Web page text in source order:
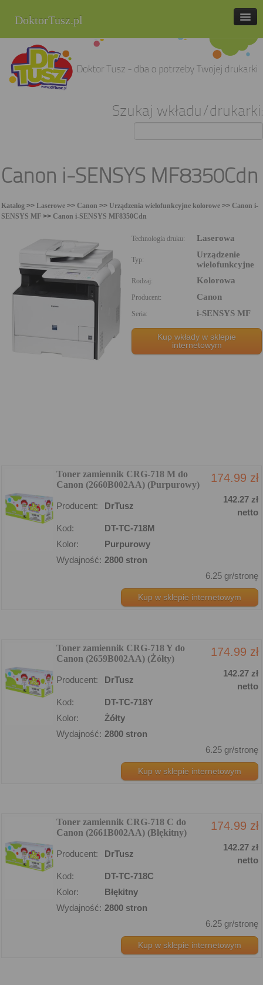
DoktorTusz.pl
tel. 857 337 337
Strona główna
Sklep internetowy
Szukaj wkładu/drukarki:
Canon i-SENSYS MF8350Cdn
Katalog >> Laserowe >> Canon >> Urządzenia wielofunkcyjne kolorowe >> Canon i-
SENSYS MF >> Canon i-SENSYS MF8350Cdn
Technologia druku: Laserowa
Typ:
Urządzenie
wielofunkcyjne
Rodzaj: Kolorowa
Producent: Canon
Seria: i-SENSYS MF
Kup wkłady w sklepie
internetowym
Toner zamiennik CRG-718 M do
Canon (2660B002AA) (Purpurowy)
174.99 zł
Producent: DrTusz
142.27 zł
netto
Kod:
DT-TC-718M
Kolor:
Purpurowy
Wydajność: 2800 stron
6.25 gr/stronę
Kup w sklepie internetowym
Toner zamiennik CRG-718 Y do
Canon (2659B002AA) (Żółty)
174.99 zł
Producent: DrTusz
142.27 zł
netto
Kod:
DT-TC-718Y
Kolor:
Żółty
Wydajność: 2800 stron
6.25 gr/stronę
Kup w sklepie internetowym
Toner zamiennik CRG-718 C do
Canon (2661B002AA) (Błękitny)
174.99 zł
Producent: DrTusz
142.27 zł
netto
Kod:
DT-TC-718C
Kolor:
Błękitny
Wydajność: 2800 stron
6.25 gr/stronę
Kup w sklepie internetowym